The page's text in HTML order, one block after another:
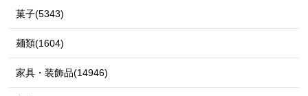
菓子(5343)
麺類(1604)
家具・装飾品(14946)